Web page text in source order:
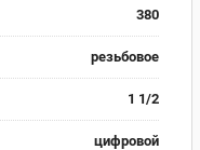
380
резьбовое
1 1/2
цифровой